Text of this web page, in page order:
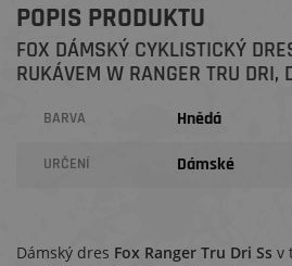
POPIS PRODUKTU
FOX DÁMSKÝ CYKLISTICKÝ
RUKÁVEM W RANGER TRU DRI,
BARVA Hnědá
URČENÍ Dámské
Dámský dres Fox Ranger Tru Dri Ss v